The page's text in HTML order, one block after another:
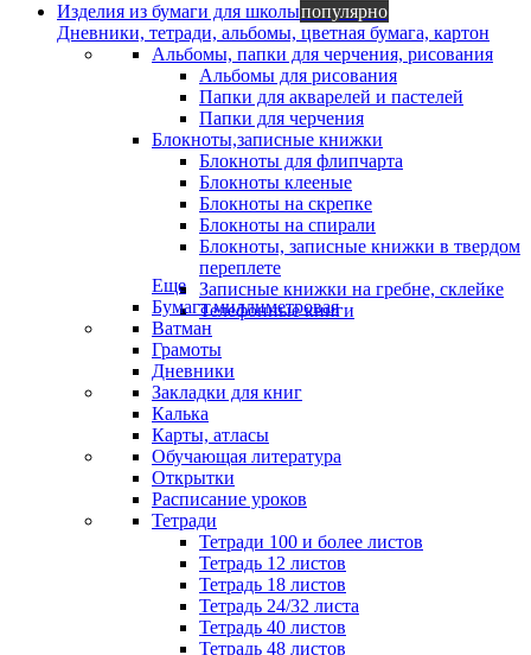
Изделия из бумаги для школыпопулярно
Дневники, тетради, альбомы, цветная бумага, картон
Альбомы, папки для черчения, рисования
Альбомы для рисования
Папки для акварелей и пастелей
Папки для черчения
Блокноты,записные книжки
Блокноты для флипчарта
Блокноты клееные
Блокноты на скрепке
Блокноты на спирали
Блокноты, записные книжки в твердом
переплете
Записные книжки на гребне, склейке
Телефонные книги
Еще
Бумага миллиметровая
Ватман
Грамоты
Дневники
Закладки для книг
Калька
Карты, атласы
Обучающая литература
Открытки
Расписание уроков
Тетради
Тетради 100 и более листов
Тетрадь 12 листов
Тетрадь 18 листов
Тетрадь 24/32 листа
Тетрадь 40 листов
Тетрадь 48 листов